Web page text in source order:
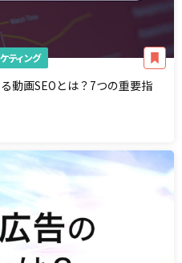
ティング
動画SEOとは？7つの重要指